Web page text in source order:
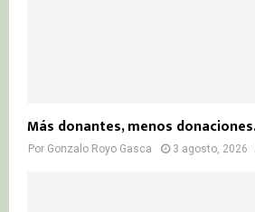
Más donantes, menos
Por Gonzalo Royo Gasca 3 agosto, 2026